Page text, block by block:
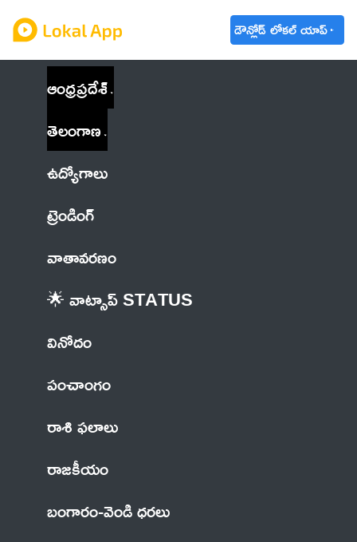
డౌన్లోడ్ లోకల్ యాప్
ఆంధ్రప్రదేశ్
తెలంగాణ
ఉద్యోగాలు
ట్రెండింగ్
వాతావరణం
🌟 వాట్సాప్ STATUS
వినోదం
పంచాంగం
రాశి ఫలాలు
రాజకీయం
బంగారం-వెండి ధరలు